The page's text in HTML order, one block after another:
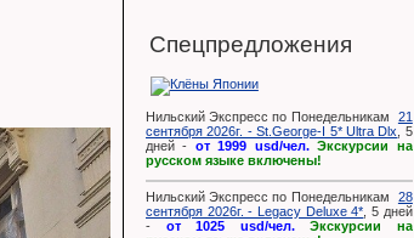
Спецпредложения
Нильский Экспресс по Понедельникам
21
сентября 2026г. - St.George-I 5* Ultra Dlx
, 5
дней - от 1999 usd/чел. Экскурсии на
русском языке включены!
Нильский Экспресс по Понедельникам
28
сентября 2026г. - Legacy Deluxe 4* , 5 дней
- от 1025 usd/чел.
Экскурсии на